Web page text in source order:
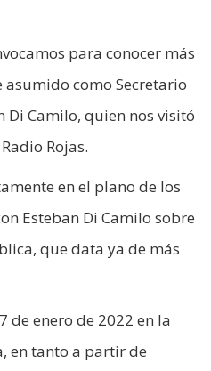
para conocer más
como Secretario
Di Camilo, quien nos visitó
Rojas.
en el plano de los
Esteban Di Camilo sobre
que data ya de más
de enero de 2022 en la
en tanto a partir de